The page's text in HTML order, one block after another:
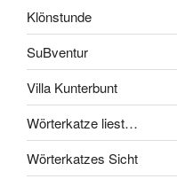
Klönstunde
SuBventur
Villa Kunterbunt
Wörterkatze liest…
Wörterkatzes Sicht